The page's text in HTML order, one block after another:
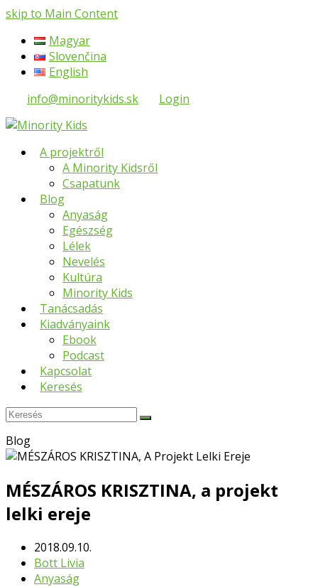
skip to Main Content
Magyar
Slovenčina
English
info@minoritykids.sk
Login
A projektről
A Minority Kidsről
Csapatunk
Blog
Anyaság
Egészség
Lélek
Nevelés
Kultúra
Minority Kids
Tanácsadás
Kiadványaink
Ebook
Podcast
Kapcsolat
Keresés
Keresés
Submit
Blog
MÉSZÁROS KRISZTINA, a projekt
lelki ereje
2018.09.10.
Bott Livia
Anyaság